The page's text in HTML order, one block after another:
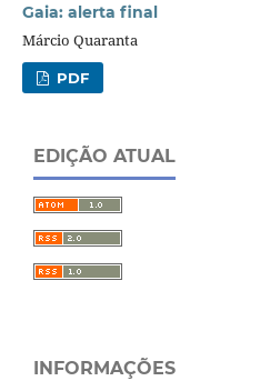
Gaia: alerta final
Márcio Quaranta
PDF
EDIÇÃO ATUAL
INFORMAÇÕES